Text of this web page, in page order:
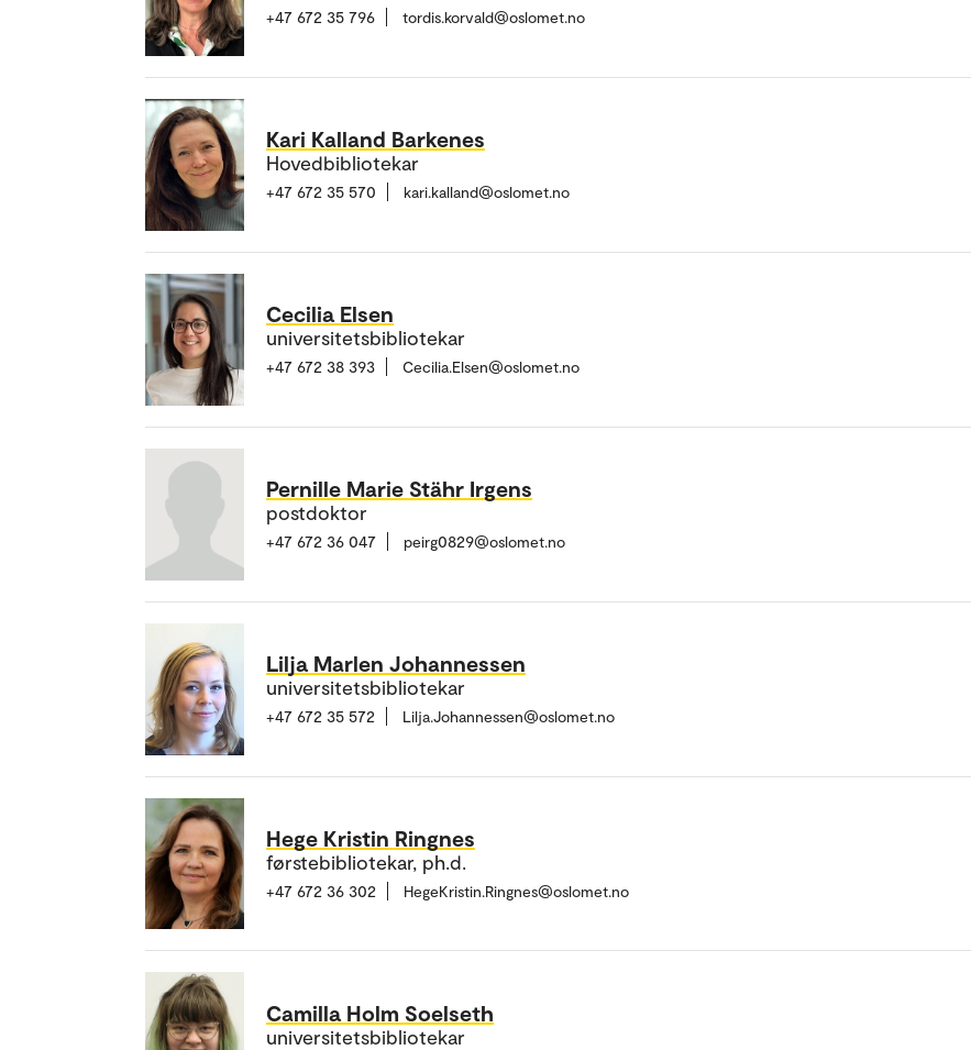
+47 672 35 796 tordis.korvald@oslomet.no
Kari Kalland Barkenes
Hovedbibliotekar
+47 672 35 570 kari.kalland@oslomet.no
Cecilia Elsen
universitetsbibliotekar
+47 672 38 393 Cecilia.Elsen@oslomet.no
Pernille Marie Stähr Irgens
postdoktor
+47 672 36 047 peirg0829@oslomet.no
Lilja Marlen Johannessen
universitetsbibliotekar
+47 672 35 572 Lilja.Johannessen@oslomet.no
Hege Kristin Ringnes
førstebibliotekar, ph.d.
+47 672 36 302 HegeKristin.Ringnes@oslomet.no
Camilla Holm Soelseth
universitetsbibliotekar